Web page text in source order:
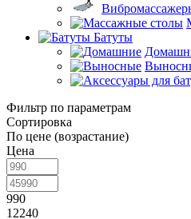
Батуты
Фильтр по параметрам
Сортировка
По цене (возрастание)
Цена
990
12240